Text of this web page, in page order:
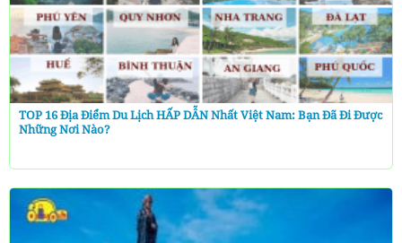
TOP 16 Địa Điểm Du Lịch HẤP DẪN Nhất Việt Nam: Bạn Đã Đi Được
Những Nơi Nào?